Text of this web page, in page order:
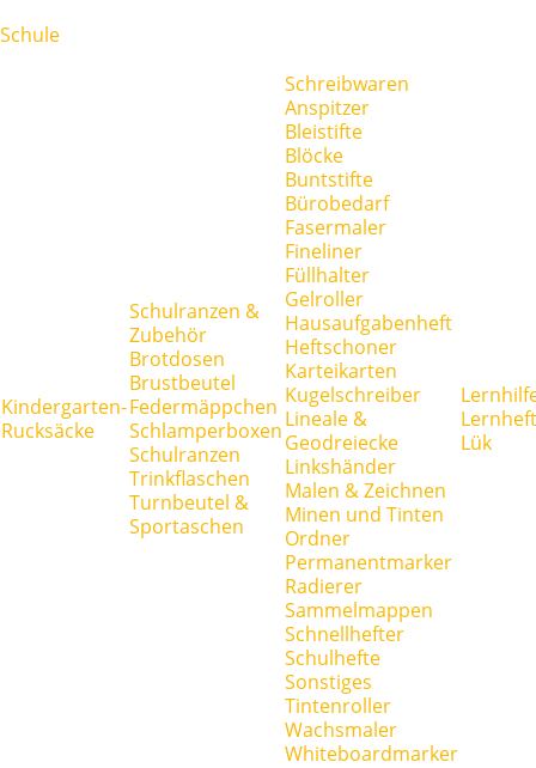
Schule
Kindergarten-
Rucksäcke
Schulranzen &
Zubehör
Brotdosen
Brustbeutel
Federmäppchen
Schlamperboxen
Schulranzen
Trinkflaschen
Turnbeutel &
Sportaschen
Schreibwaren
Anspitzer
Bleistifte
Blöcke
Buntstifte
Bürobedarf
Fasermaler
Fineliner
Füllhalter
Gelroller
Hausaufgabenheft
Heftschoner
Karteikarten
Kugelschreiber
Lineale &
Geodreiecke
Linkshänder
Malen & Zeichnen
Minen und Tinten
Ordner
Permanentmarker
Radierer
Sammelmappen
Schnellhefter
Schulhefte
Sonstiges
Tintenroller
Wachsmaler
Whiteboardmarker
Lük